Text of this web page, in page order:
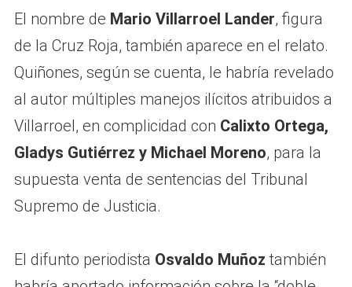
El nombre de Mario Villarroel Lander, figura
de la Cruz Roja, también aparece en el relato.
Quiñones, según se cuenta, le habría revelado
al autor múltiples manejos ilícitos atribuidos a
Villarroel, en complicidad con Calixto Ortega,
Gladys Gutiérrez y Michael Moreno, para la
supuesta venta de sentencias del Tribunal
Supremo de Justicia.
El difunto periodista Osvaldo Muñoz también